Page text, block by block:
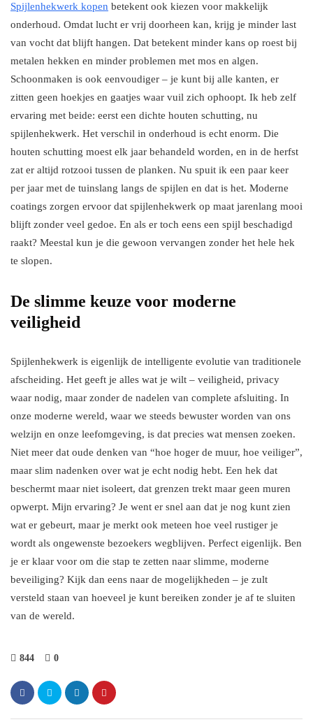
Spijlenhekwerk kopen betekent ook kiezen voor makkelijk
onderhoud. Omdat lucht er vrij doorheen kan, krijg je minder last
van vocht dat blijft hangen. Dat betekent minder kans op roest bij
metalen hekken en minder problemen met mos en algen.
Schoonmaken is ook eenvoudiger – je kunt bij alle kanten, er
zitten geen hoekjes en gaatjes waar vuil zich ophoopt. Ik heb zelf
ervaring met beide: eerst een dichte houten schutting, nu
spijlenhekwerk. Het verschil in onderhoud is echt enorm. Die
houten schutting moest elk jaar behandeld worden, en in de herfst
zat er altijd rotzooi tussen de planken. Nu spuit ik een paar keer
per jaar met de tuinslang langs de spijlen en dat is het. Moderne
coatings zorgen ervoor dat spijlenhekwerk op maat jarenlang mooi
blijft zonder veel gedoe. En als er toch eens een spijl beschadigd
raakt? Meestal kun je die gewoon vervangen zonder het hele hek
te slopen.
De slimme keuze voor moderne
veiligheid
Spijlenhekwerk is eigenlijk de intelligente evolutie van traditionele
afscheiding. Het geeft je alles wat je wilt – veiligheid, privacy
waar nodig, maar zonder de nadelen van complete afsluiting. In
onze moderne wereld, waar we steeds bewuster worden van ons
welzijn en onze leefomgeving, is dat precies wat mensen zoeken.
Niet meer dat oude denken van “hoe hoger de muur, hoe veiliger”,
maar slim nadenken over wat je echt nodig hebt. Een hek dat
beschermt maar niet isoleert, dat grenzen trekt maar geen muren
opwerpt. Mijn ervaring? Je went er snel aan dat je nog kunt zien
wat er gebeurt, maar je merkt ook meteen hoe veel rustiger je
wordt als ongewenste bezoekers wegblijven. Perfect eigenlijk. Ben
je er klaar voor om die stap te zetten naar slimme, moderne
beveiliging? Kijk dan eens naar de mogelijkheden – je zult
versteld staan van hoeveel je kunt bereiken zonder je af te sluiten
van de wereld.
844 0